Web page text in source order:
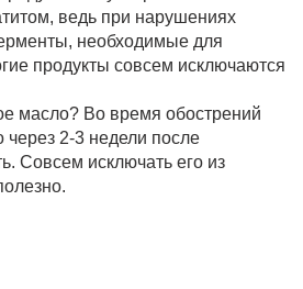
ведь при нарушениях
необходимые для
продукты совсем исключаются
масло? Во время обострений
через 2-3 недели после
Совсем исключать его из